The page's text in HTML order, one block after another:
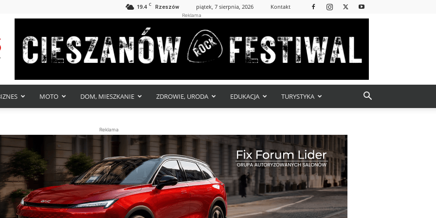
19.4 C Rzeszów piątek, 7 sierpnia, 2026 Kontakt
Reklama
MOTO DOM, MIESZKANIE ZDROWIE, URODA EDUKACJA TURYSTYKA
Reklama